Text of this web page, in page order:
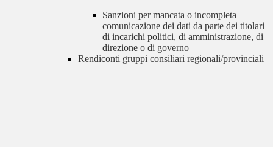
Sanzioni per mancata o incompleta
comunicazione dei dati da parte dei titolari
di incarichi politici, di amministrazione, di
direzione o di governo
Rendiconti gruppi consiliari regionali/provinciali